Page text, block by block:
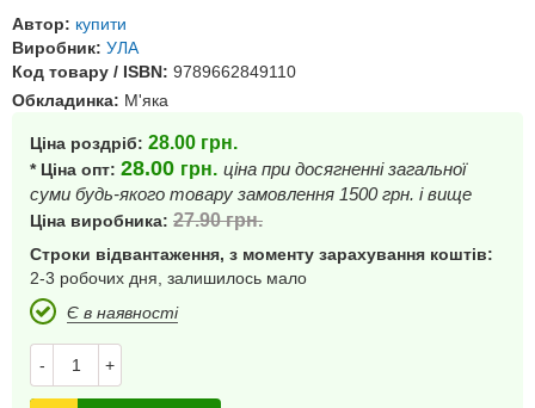
Автор: купити
Виробник: УЛА
Код товару / ISBN: 9789662849110
Обкладинка: М'яка
Ціна роздріб: 28.00 грн.
* Ціна опт: 28.00 грн. ціна при досягненні загальної
суми будь-якого товару замовлення 1500 грн. і вище
Ціна виробника: 27.90грн.
Строки відвантаження, з моменту зарахування коштів:
2-3 робочих дня, залишилось мало
Є в наявності
- +